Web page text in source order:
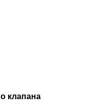
клапана